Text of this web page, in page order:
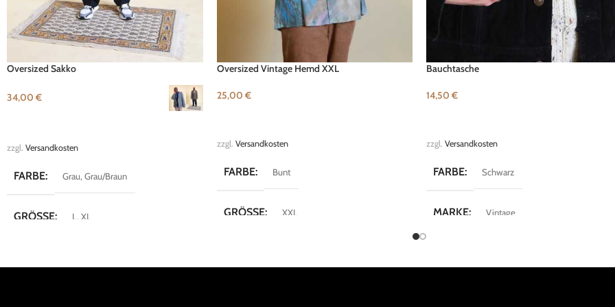
Oversized Sakko
34,00 €
zzgl. Versandkosten
FARBE Grau,Grau/Braun
GRÖSSE L , XL
Oversized Vintage Hemd XXL
25,00 €
zzgl. Versandkosten
FARBE Bunt
GRÖSSE XXL
Bauchtasche
14,50 €
zzgl. Versandkosten
FARBE Schwarz
MARKE Vintage